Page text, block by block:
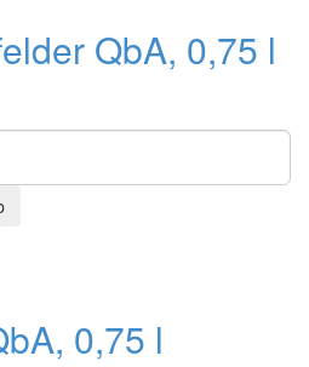
QbA, 0,75 l
0,75 l